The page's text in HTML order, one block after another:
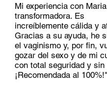
Mi experiencia con
transformadora. Es
increíblemente cálida y
Gracias a su ayuda, he
el vaginismo y, por fin,
gozar del sexo y de mi
con total seguridad y sin
¡Recomendada al 100%!"